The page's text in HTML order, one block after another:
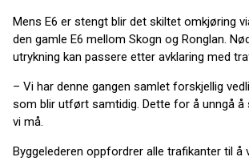
Mens E6 er stengt blir det skiltet omkjøring
den gamle E6 mellom Skogn og Ronglan.
utrykning kan passere etter avklaring med
– Vi har denne gangen samlet forskjellig
som blir utført samtidig. Dette for å unngå å
vi må.
Byggelederen oppfordrer alle trafikanter til å